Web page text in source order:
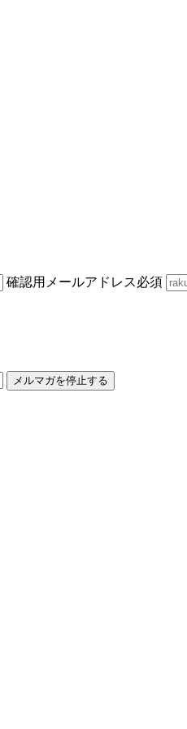
確認用メールアドレス必須
メルマガを停止する